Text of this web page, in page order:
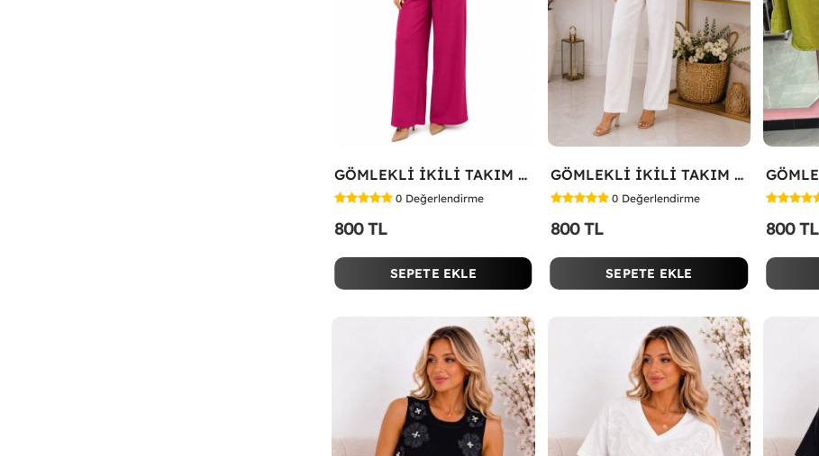
GÖMLEKLİ İKİLİ TAKIM Fuşya
0 Değerlendirme
800 TL
SEPETE EKLE
GÖMLEKLİ İKİLİ TAKIM Beyaz
0 Değerlendirme
800 TL
SEPETE EKLE
800 TL